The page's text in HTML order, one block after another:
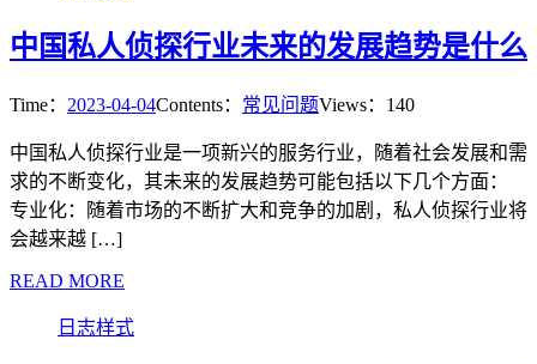
中国私人侦探行业未来的发展趋势是什么
Time： 2023-04-04Contents： 常见问题Views：140
中国私人侦探行业是一项新兴的服务行业，随着社会发展和需
求的不断变化，其未来的发展趋势可能包括以下几个方面：
专业化：随着市场的不断扩大和竞争的加剧，私人侦探行业将
会越来越 […]
READ MORE
日志样式